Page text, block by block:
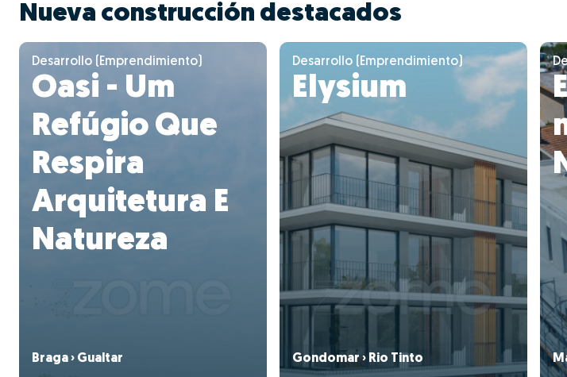
Nueva construcción destacados
Desarrollo (Emprendimiento)
Oasi - Um
Refúgio Que
Respira
Arquitetura E
Natureza
Braga › Gualtar
Desarrollo (Emprendimiento)
Elysium
Gondomar › Rio Tinto